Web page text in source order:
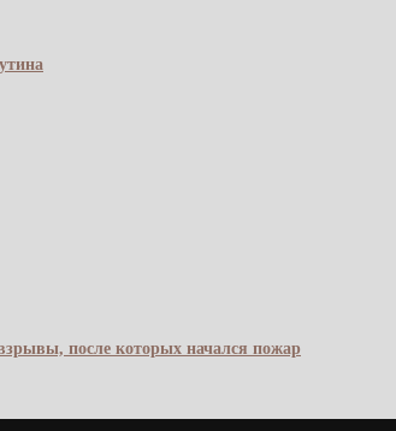
после которых начался пожар